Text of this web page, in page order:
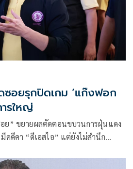
ซอยรุกปิดเกม ‘แก๊งฟอก
รใหญ่
ย” ขยายผลตัดตอนขบวนการฝุ่นแดง
คดีคา “ดีเอสไอ” แต่ยังไม่สำนึก
ตรายจาก รง.เหล็ก IF หลอมใหม่เป็น